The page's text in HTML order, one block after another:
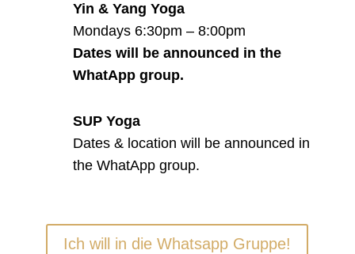
Yin & Yang Yoga
Mondays 6:30pm – 8:00pm
Dates will be announced in the
WhatApp group.
SUP Yoga
Dates & location will be announced in
the WhatApp group.
Ich will in die Whatsapp Gruppe!